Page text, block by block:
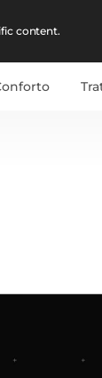
content.